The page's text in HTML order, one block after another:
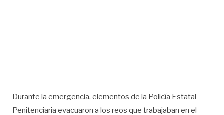
Durante la emergencia, elementos de la Policía Estatal
Penitenciaria evacuaron a los reos que trabajaban en el